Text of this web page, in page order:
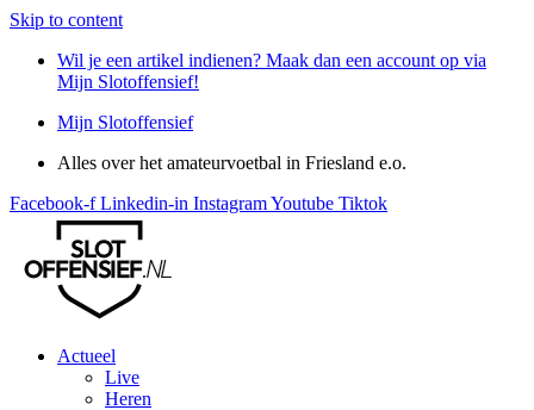
Skip to content
Wil je een artikel indienen? Maak dan een account op via
Mijn Slotoffensief!
Mijn Slotoffensief
Alles over het amateurvoetbal in Friesland e.o.
Facebook-f Linkedin-in InstagramYoutube Tiktok
Actueel
Live
Heren